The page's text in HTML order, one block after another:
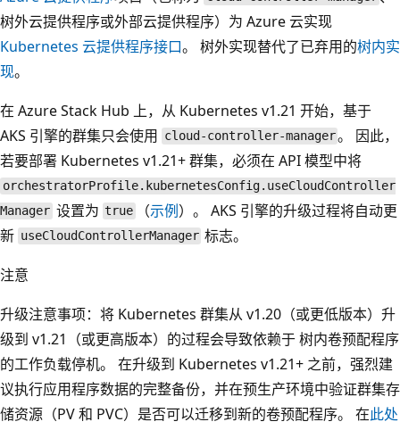
树外云提供程序或外部云提供程序）为 Azure 云实现
Kubernetes 云提供程序接口。 树外实现替代了已弃用的树内实
现。
在 Azure Stack Hub 上，从 Kubernetes v1.21 开始，基于
AKS 引擎的群集只会使用 cloud-controller-manager。 因此，
若要部署 Kubernetes v1.21+ 群集，必须在 API 模型中将
orchestratorProfile.kubernetesConfig.useCloudController
Manager 设置为 true （示例）。 AKS 引擎的升级过程将自动更
新 useCloudControllerManager 标志。
注意
升级注意事项：将 Kubernetes 群集从 v1.20（或更低版本）升
级到 v1.21（或更高版本）的过程会导致依赖于树内卷预配程序
的工作负载停机。 在升级到 Kubernetes v1.21+ 之前，强烈建
议执行应用程序数据的完整备份，并在预生产环境中验证群集存
储资源（PV 和 PVC）是否可以迁移到新的卷预配程序。 在此处